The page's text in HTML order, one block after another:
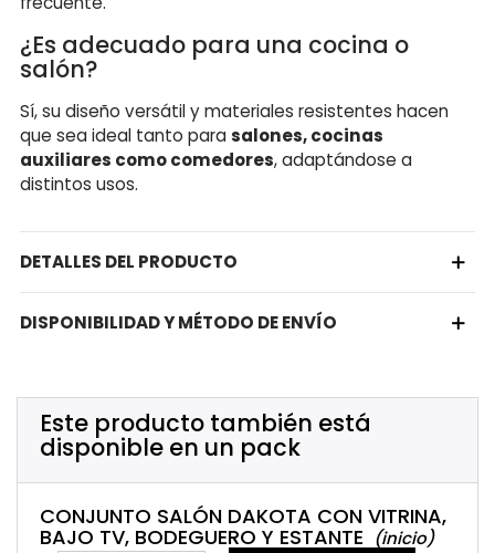
¿Es adecuado para una cocina o
salón?
Sí, su diseño versátil y materiales resistentes hacen
que sea ideal tanto parasalones, cocinas
auxiliares como comedores, adaptándose a
distintos usos.
DETALLES DEL PRODUCTO
DISPONIBILIDAD Y MÉTODO DE ENVÍO
Este producto también está
disponible en un pack
CONJUNTO SALÓN DAKOTA CON VITRINA,
BAJO TV, BODEGUERO Y ESTANTE (inicio)